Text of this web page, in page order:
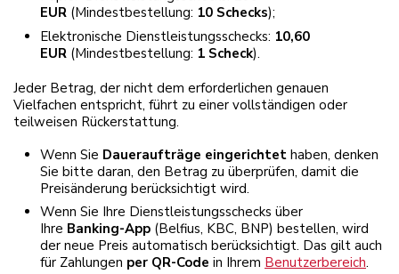
EUR (Mindestbestellung: 10 Schecks);
Elektronische Dienstleistungsschecks: 10,60
EUR (Mindestbestellung: 1 Scheck).
Jeder Betrag, der nicht dem erforderlichen genauen
Vielfachen entspricht, führt zu einer vollständigen oder
teilweisen Rückerstattung.
Wenn Sie Daueraufträge eingerichtet haben, denken
Sie bitte daran, den Betrag zu überprüfen, damit die
Preisänderung berücksichtigt wird.
Wenn Sie Ihre Dienstleistungsschecks über
Ihre Banking-App (Belfius, KBC, BNP) bestellen, wird
der neue Preis automatisch berücksichtigt. Das gilt auch
für Zahlungen per QR-Code in Ihrem Benutzerbereich.